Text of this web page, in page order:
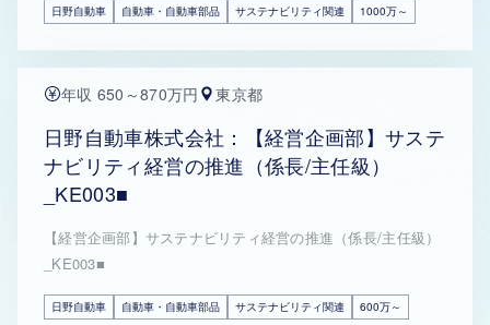
日野自動車 自動車・自動車部品 サステナビリティ関連 1000万～
年収 650～870万円 東京都
日野自動車株式会社：【経営企画部】サステ
ナビリティ経営の推進（係長/主任級）
_KE003■
【経営企画部】サステナビリティ経営の推進（係長/主任級）
_KE003■
日野自動車 自動車・自動車部品 サステナビリティ関連 600万～